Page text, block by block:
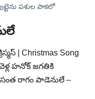
పుట్టెను పశుల పాకలో
| Christmas Song
హనోక్ జగతికి
వసంత రాగం పాడెనులే –